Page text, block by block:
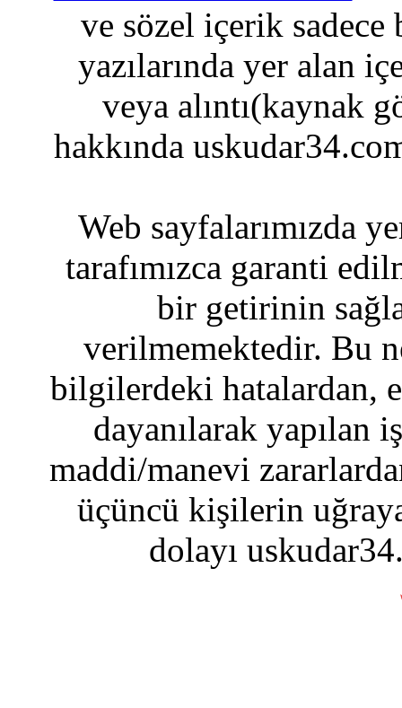
ve sözel içerik sadece
yazılarında yer alan
veya alıntı(kaynak
hakkında
Web sayfalarımızda
tarafımızca garanti
bir getirinin
verilmemektedir. Bu
bilgilerdeki hatalardan,
dayanılarak yapılan
maddi/manevi
üçüncü kişilerin
dolayı